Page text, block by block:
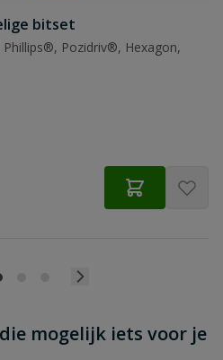
bitset
Pozidriv®, Hexagon,
mogelijk iets voor je